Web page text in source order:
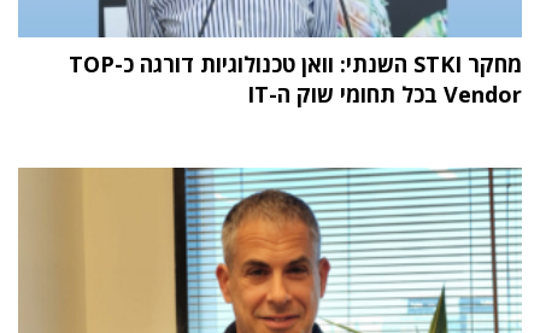
מחקר STKI השנתי: וואן טכנולוגיות דורגה כ-TOP
Vendor בכל תחומי שוק ה-IT